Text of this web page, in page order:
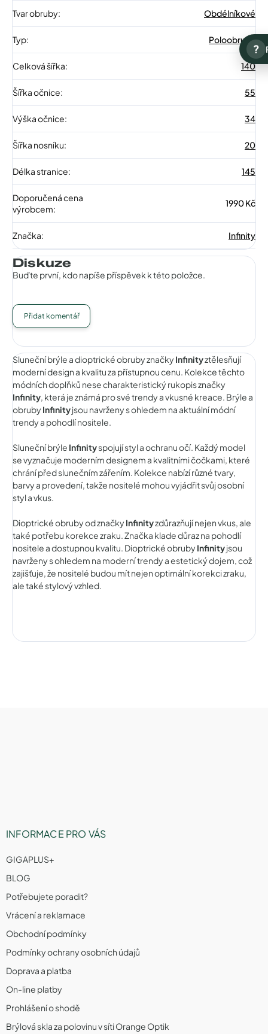
Tvar obruby: Obdélníkové
Typ: Poloobruba
Celková šířka: 140
Šířka očnice: 55
Výška očnice: 34
Šířka nosníku: 20
Délka stranice: 145
Doporučená cena
výrobcem:
1990 Kč
Značka: Infinity
Diskuze
Buďte první, kdo napíše příspěvek k této položce.
Přidat komentář
Sluneční brýle a dioptrické obruby značkyInfinityztělesňují
moderní design a kvalitu za přístupnou cenu. Kolekce těchto
módních doplňků nese charakteristický rukopis značky
Infinity, která je známá pro své trendy a vkusné kreace. Brýle a
obrubyInfinityjsou navrženy s ohledem na aktuální módní
trendy a pohodlí nositele.
Sluneční brýle Infinityspojují styl a ochranu očí. Každý model
se vyznačuje moderním designem a kvalitními čočkami, které
chrání před slunečním zářením. Kolekce nabízí různé tvary,
barvy a provedení, takže nositelé mohou vyjádřit svůj osobní
styl a vkus.
Dioptrické obruby od značkyInfinityzdůrazňují nejen vkus, ale
také potřebu korekce zraku. Značka klade důraz na pohodlí
nositele a dostupnou kvalitu. Dioptrické obrubyInfinityjsou
navrženy s ohledem na moderní trendy a estetický dojem, což
zajišťuje, že nositelé budou mít nejen optimální korekci zraku,
ale také stylový vzhled.
INFORMACE PRO VÁS
GIGAPLUS+
BLOG
Potřebujete poradit?
Vrácení a reklamace
Obchodní podmínky
Podmínky ochrany osobních údajů
Doprava a platba
On-line platby
Prohlášení o shodě
Brýlová skla za polovinu v síti Orange Optik
?